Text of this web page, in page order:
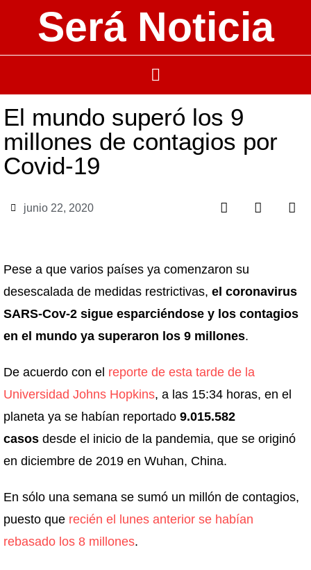
Será Noticia
El mundo superó los 9
millones de contagios por
Covid-19
junio 22, 2020
Pese a que varios países ya comenzaron su
desescalada de medidas restrictivas, el coronavirus
SARS-Cov-2 sigue esparciéndose y los contagios
en el mundo ya superaron los 9 millones.
De acuerdo con el reporte de esta tarde de la
Universidad Johns Hopkins, a las 15:34 horas, en el
planeta ya se habían reportado 9.015.582
casos desde el inicio de la pandemia, que se originó
en diciembre de 2019 en Wuhan, China.
En sólo una semana se sumó un millón de contagios,
puesto que recién el lunes anterior se habían
rebasado los 8 millones.